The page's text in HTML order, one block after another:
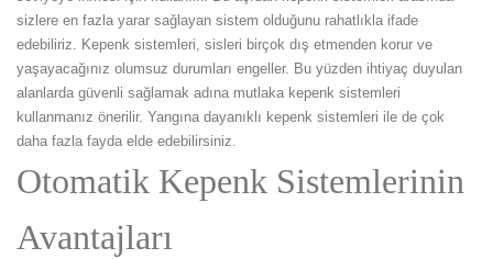
sizlere en fazla yarar sağlayan sistem olduğunu rahatlıkla ifade
edebiliriz. Kepenk sistemleri, sisleri birçok dış etmenden korur ve
yaşayacağınız olumsuz durumları engeller. Bu yüzden ihtiyaç duyulan
alanlarda güvenli sağlamak adına mutlaka kepenk sistemleri
kullanmanız önerilir. Yangına dayanıklı kepenk sistemleri ile de çok
daha fazla fayda elde edebilirsiniz.
Otomatik Kepenk Sistemlerinin
Avantajları